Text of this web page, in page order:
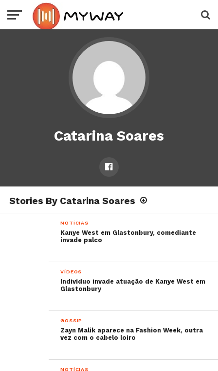
Catarina Soares
Stories By Catarina Soares
NOTÍCIAS
Kanye West em Glastonbury, comediante
invade palco
VÍDEOS
Indivíduo invade atuação de Kanye West em
Glastonbury
GOSSIP
Zayn Malik aparece na Fashion Week, outra
vez com o cabelo loiro
NOTÍCIAS